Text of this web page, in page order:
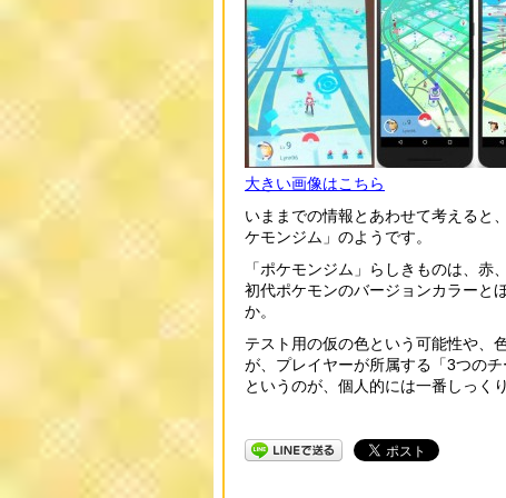
大きい画像はこちら
いままでの情報とあわせて考えると
ケモンジム」のようです。
「ポケモンジム」らしきものは、赤
初代ポケモンのバージョンカラーと
か。
テスト用の仮の色という可能性や、
が、プレイヤーが所属する「3つの
というのが、個人的には一番しっく